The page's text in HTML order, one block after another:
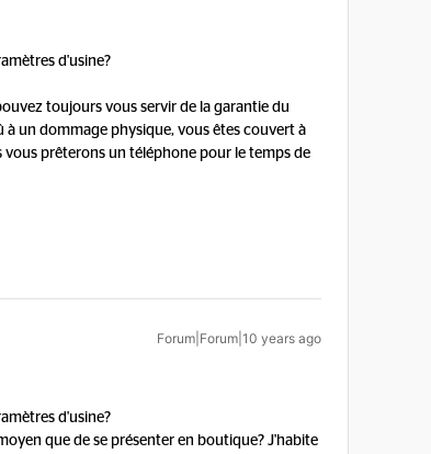
d'usine?
toujours vous servir de la garantie du
un dommage physique, vous êtes couvert à
prêterons un téléphone pour le temps de
Forum|Forum|10 years ago
d'usine?
que de se présenter en boutique? J'habite